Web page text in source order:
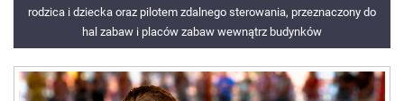
rodzica i dziecka oraz pilotem zdalnego sterowania, przeznaczony do
hal zabaw i placów zabaw wewnątrz budynków